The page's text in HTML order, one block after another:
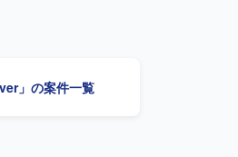
ステムの仕様を
他システム担当
」の案件一覧